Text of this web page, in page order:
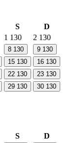
S
D
1 130 2 130
8 130 9 130
15 130 16 130
22 130 23 130
29 130 30 130
S D